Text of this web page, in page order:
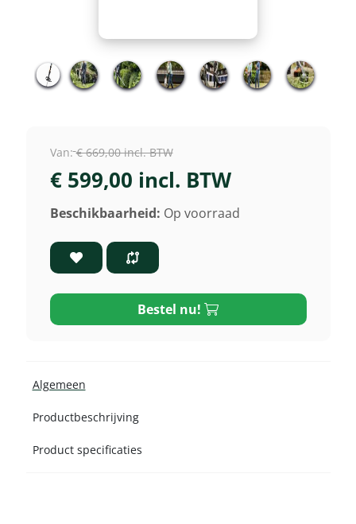
Van: € 669,00 incl. BTW
€ 599,00 incl. BTW
Beschikbaarheid: Op voorraad
Bestel nu!
Algemeen
Productbeschrijving
Product specificaties